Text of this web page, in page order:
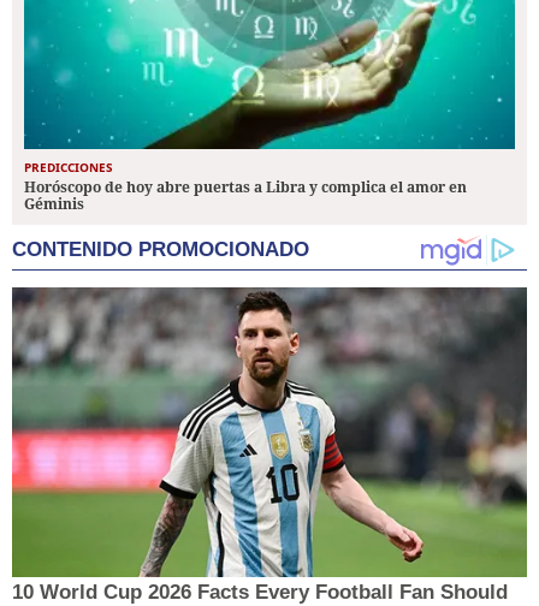
PREDICCIONES
Horóscopo de hoy abre puertas a Libra y complica el amor en
Géminis
CONTENIDO PROMOCIONADO
10 World Cup 2026 Facts Every Football Fan Should